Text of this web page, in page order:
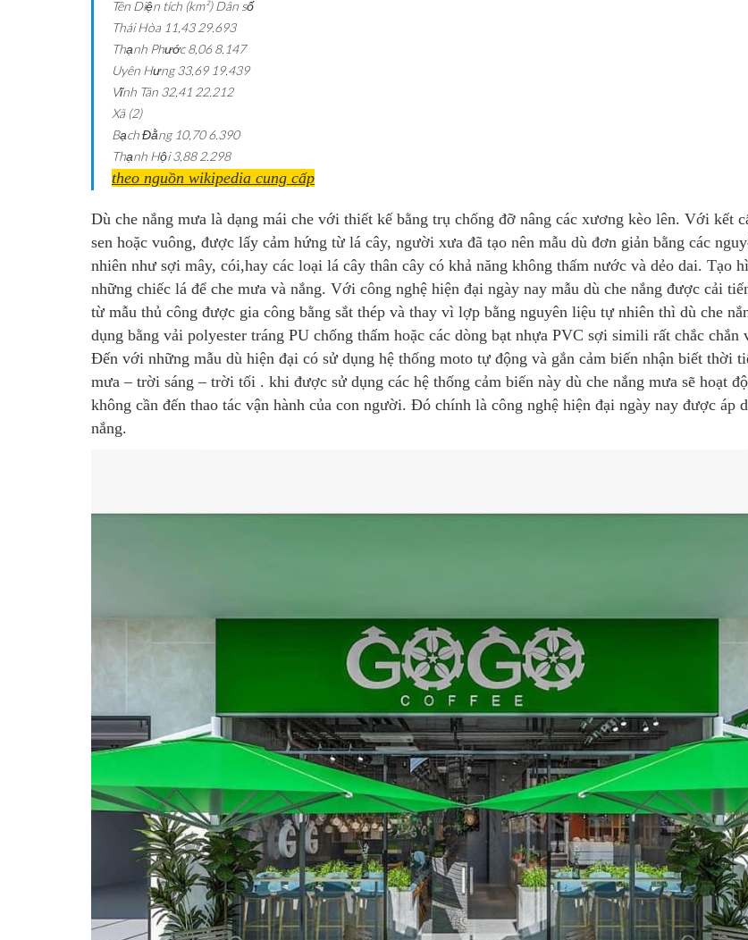
Tên Diện tích (km²) Dân số
Thái Hòa 11,43 29.693
Thạnh Phước 8,06 8.147
Uyên Hưng 33,69 19.439
Vĩnh Tân 32,41 22.212
Xã (2)
Bạch Đằng 10,70 6.390
Thạnh Hội 3,88 2.298
theo nguồn wikipedia cung cấp
Dù che nắng mưa là dạng mái che với thiết kế bằng trụ chống đỡ nâng các xương kèo lên. Với kết
sen hoặc vuông, được lấy cảm hứng từ lá cây, người xưa đã tạo nên mẫu dù đơn giản bằng các
nhiên như sợi mây, cói,hay các loại lá cây thân cây có khả năng không thấm nước và dẻo dai. Tạo
những chiếc lá để che mưa và nắng. Với công nghệ hiện đại ngày nay mẫu dù che nắng được cải
từ mẫu thủ công được gia công bằng sắt thép và thay vì lợp bằng nguyên liệu tự nhiên thì dù che
dụng bằng vải polyester tráng PU chống thấm hoặc các dòng bạt nhựa PVC sợi simili rất chắc chắn
Đến với những mẫu dù hiện đại có sử dụng hệ thống moto tự động và gắn cảm biến nhận biết thời
mưa – trời sáng – trời tối . khi được sử dụng các hệ thống cảm biến này dù che nắng mưa sẽ hoạt
không cần đến thao tác vận hành của con người. Đó chính là công nghệ hiện đại ngày nay được áp
nắng.